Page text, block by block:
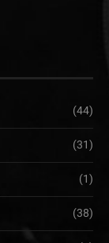
(44)
(31)
(1)
(38)